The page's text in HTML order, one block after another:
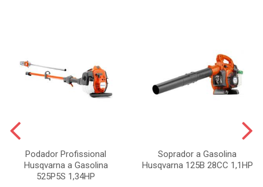
Podador Profissional
Husqvarna a Gasolina
525P5S 1,34HP
Soprador a Gasolina
Husqvarna 125B 28CC 1,1HP